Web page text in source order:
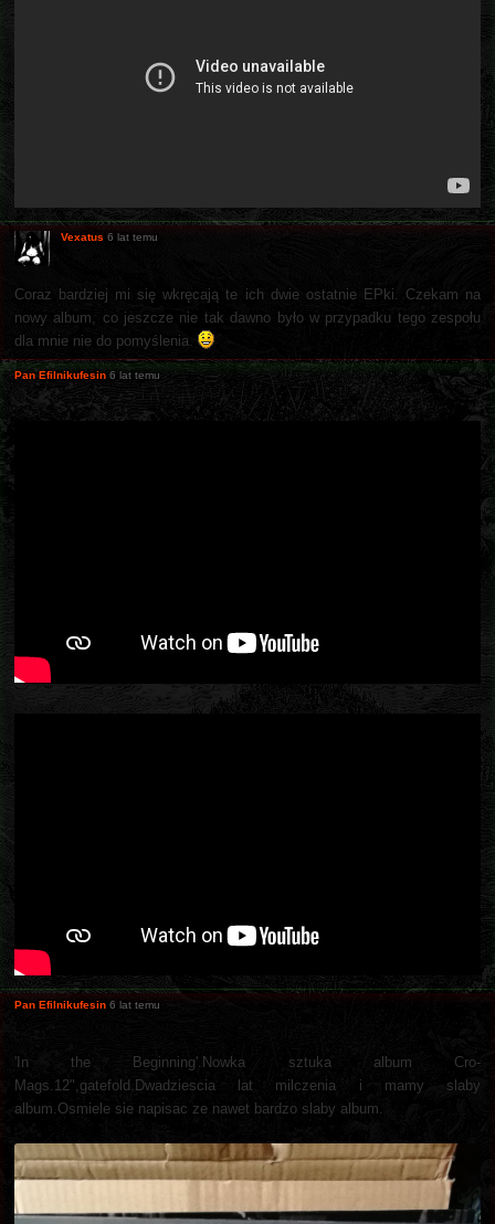
Vexatus 6 lat temu
Coraz bardziej mi się wkręcają te ich dwie ostatnie EPki. Czekam na
nowy album, co jeszcze nie tak dawno było w przypadku tego zespołu
dla mnie nie do pomyślenia.
Pan Efilnikufesin 6 lat temu
Pan Efilnikufesin 6 lat temu
'In the Beginning'.Nowka sztuka album Cro-
Mags.12",gatefold.Dwadziescia lat milczenia i mamy slaby
album.Osmiele sie napisac ze nawet bardzo slaby album.